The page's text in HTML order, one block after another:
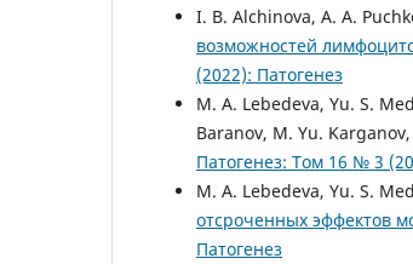
I. B. Alchinova, A. A.
возможностей
(2022): Патогенез
M. A. Lebedeva, Yu. S.
Baranov, M. Yu. Karganov,
Патогенез: Том 16 № 3
M. A. Lebedeva, Yu. S.
отсроченных эффектов
Патогенез